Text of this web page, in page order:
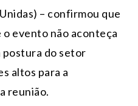
– confirmou que
o evento não aconteça
postura do setor
altos para a
reunião.